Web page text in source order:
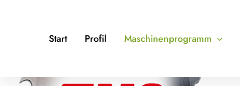
Start Profil Maschinenprogramm